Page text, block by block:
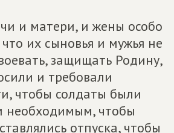
и матери, и жены особо
их сыновья и мужья не
защищать Родину,
и требовали
чтобы солдаты были
необходимым, чтобы
отпуска, чтобы